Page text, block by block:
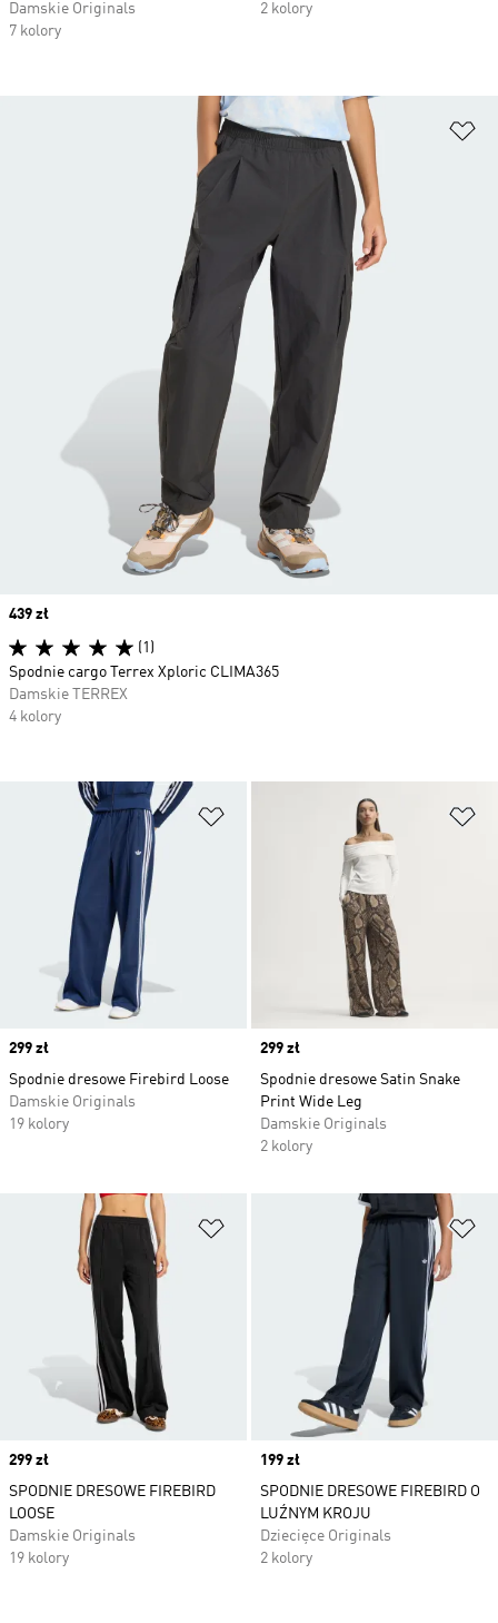
Damskie Originals
7 kolory
2 kolory
Dodaj do listy życzeń
Price
299 zł
Spodnie dresowe Firebird Loose
Damskie Originals
19 kolory
Price
299 zł
Spodnie dresowe Satin Snake
Print Wide Leg
Damskie Originals
2 kolory
Dodaj do listy życzeń
Price
299 zł
SPODNIE DRESOWE FIREBIRD
LOOSE
Damskie Originals
19 kolory
Price
199 zł
SPODNIE DRESOWE FIREBIRD O
LUŹNYM KROJU
Dziecięce Originals
2 kolory
Price
439 zł
(1)
Spodnie cargo Terrex Xploric CLIMA365
Damskie TERREX
4 kolory